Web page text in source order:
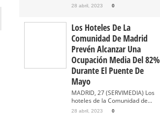
28 abril, 2023 0
Los Hoteles De La
Comunidad De Madrid
Prevén Alcanzar Una
Ocupación Media Del 82%
Durante El Puente De
Mayo
MADRID, 27 (SERVIMEDIA) Los
hoteles de la Comunidad de...
28 abril, 2023 0